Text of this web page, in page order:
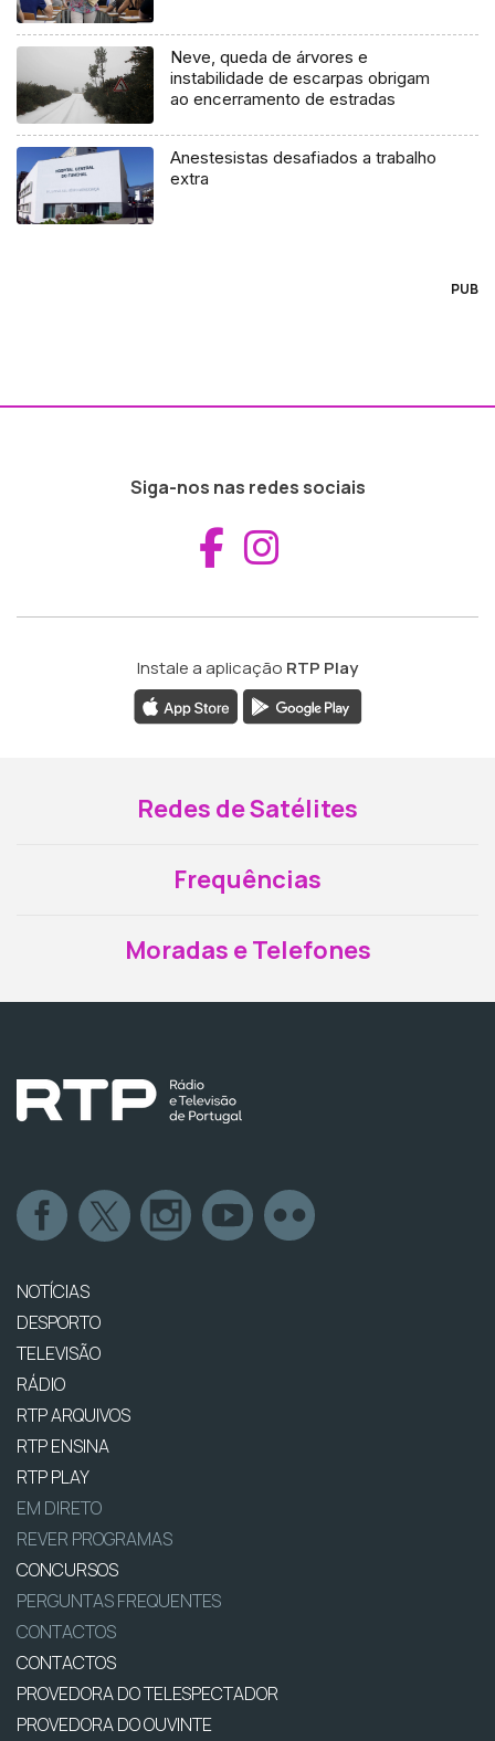
Neve, queda de árvores e
instabilidade de escarpas obrigam
ao encerramento de estradas
Anestesistas desafiados a trabalho
extra
PUB
Siga-nos nas redes sociais
Aceder ao
Instale a aplicação RTP Play
Redes de Satélites
Frequências
Moradas e Telefones
NOTÍCIAS
DESPORTO
TELEVISÃO
RÁDIO
RTP ARQUIVOS
RTP ENSINA
RTP PLAY
EM DIRETO
REVER PROGRAMAS
CONCURSOS
PERGUNTAS FREQUENTES
CONTACTOS
CONTACTOS
PROVEDORA DO TELESPECTADOR
PROVEDORA DO OUVINTE